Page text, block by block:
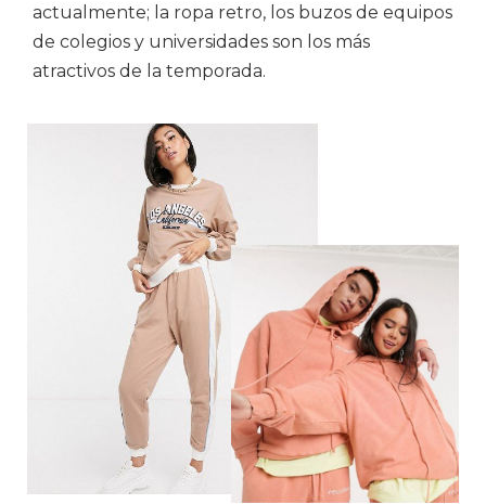
actualmente; la ropa retro, los buzos de equipos
de colegios y universidades son los más
atractivos de la temporada.
Subir